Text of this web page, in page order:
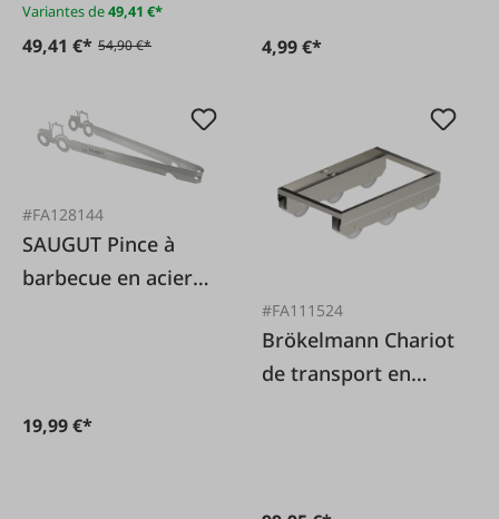
Variantes de49,41 €*
49,41 €* 54,90 €* 4,99 €*
#FA128144
SAUGUT Pince à
barbecue en acier
19,99 €*
#FA111524
Brökelmann Chariot
de transport en